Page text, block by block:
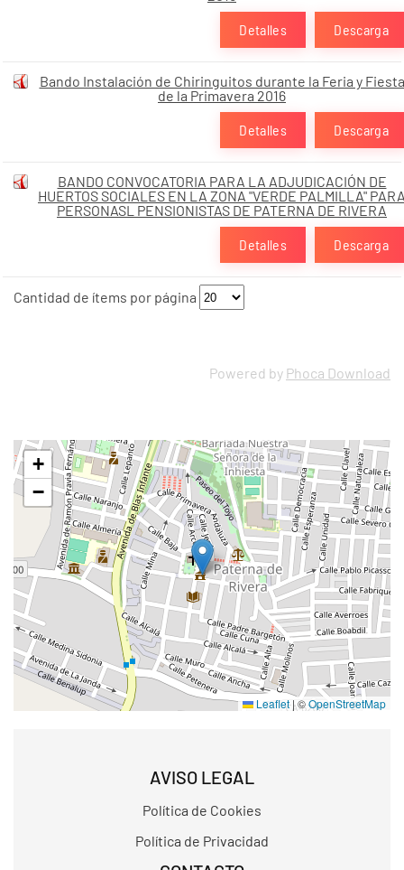
Descarga
Detalles
Bando Instalación de Chiringuitos durante la Feria y Fiesta
de la Primavera 2016
Descarga
Detalles
BANDO CONVOCATORIA PARA LA ADJUDICACIÓN DE
HUERTOS SOCIALES EN LA ZONA "VERDE PALMILLA"
PERSONASL PENSIONISTAS DE PATERNA DE RIVERA
Descarga
Detalles
Cantidad de ítems por página
Powered by Phoca Download
+
−
Leaflet |©OpenStreetMap
AVISO LEGAL
Política de Cookies
Política de Privacidad